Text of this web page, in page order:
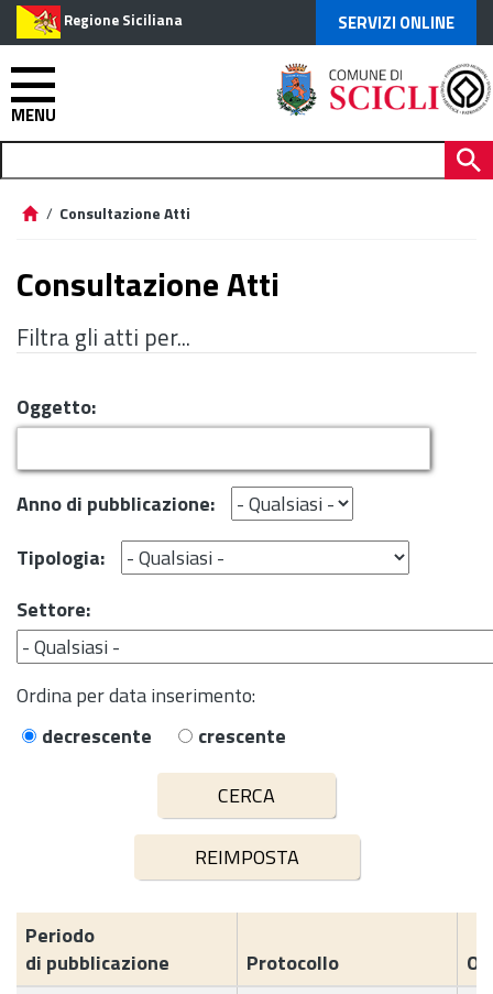
Regione Siciliana SERVIZI ONLINE
MENU
/ Consultazione Atti
Consultazione Atti
Filtra gli atti per...
Oggetto:
Anno di pubblicazione:
Tipologia:
Settore:
Ordina per data inserimento:
decrescente
crescente
Periodo
di pubblicazione
Protocollo